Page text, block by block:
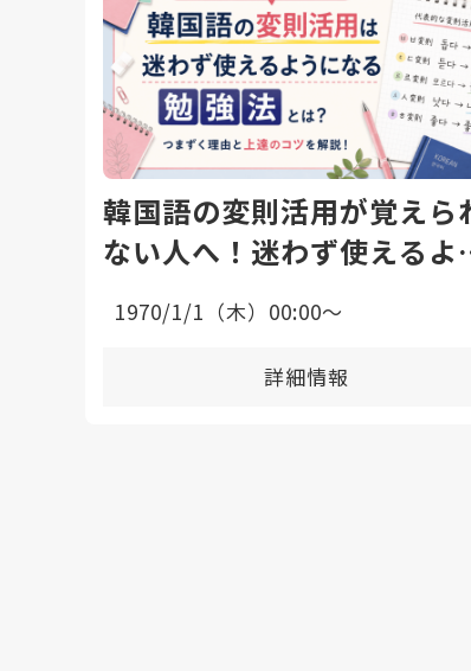
韓国語の変則活用が覚えら
ない人へ！迷わず使えるよ
1970/1/1（木）00:00〜
詳細情報